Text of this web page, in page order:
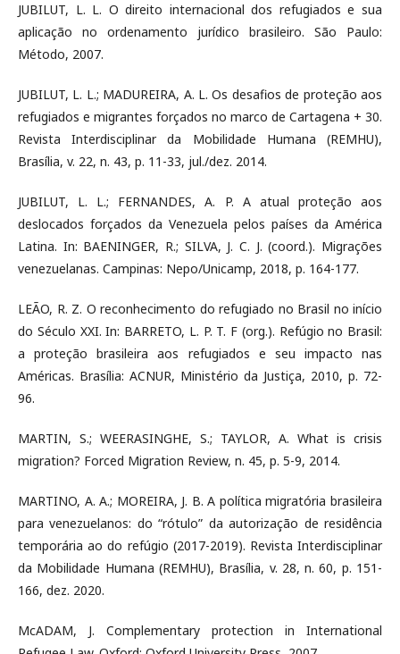
JUBILUT, L. L. O direito internacional dos refugiados e sua
aplicação no ordenamento jurídico brasileiro. São Paulo:
Método, 2007.
JUBILUT, L. L.; MADUREIRA, A. L. Os desafios de proteção aos
refugiados e migrantes forçados no marco de Cartagena + 30.
Revista Interdisciplinar da Mobilidade Humana (REMHU),
Brasília, v. 22, n. 43, p. 11-33, jul./dez. 2014.
JUBILUT, L. L.; FERNANDES, A. P. A atual proteção aos
deslocados forçados da Venezuela pelos países da América
Latina. In: BAENINGER, R.; SILVA, J. C. J. (coord.). Migrações
venezuelanas. Campinas: Nepo/Unicamp, 2018, p. 164-177.
LEÃO, R. Z. O reconhecimento do refugiado no Brasil no início
do Século XXI. In: BARRETO, L. P. T. F (org.). Refúgio no Brasil:
a proteção brasileira aos refugiados e seu impacto nas
Américas. Brasília: ACNUR, Ministério da Justiça, 2010, p. 72-
96.
MARTIN, S.; WEERASINGHE, S.; TAYLOR, A. What is crisis
migration? Forced Migration Review, n. 45, p. 5-9, 2014.
MARTINO, A. A.; MOREIRA, J. B. A política migratória brasileira
para venezuelanos: do “rótulo” da autorização de residência
temporária ao do refúgio (2017-2019). Revista Interdisciplinar
da Mobilidade Humana (REMHU), Brasília, v. 28, n. 60, p. 151-
166, dez. 2020.
McADAM, J. Complementary protection in International